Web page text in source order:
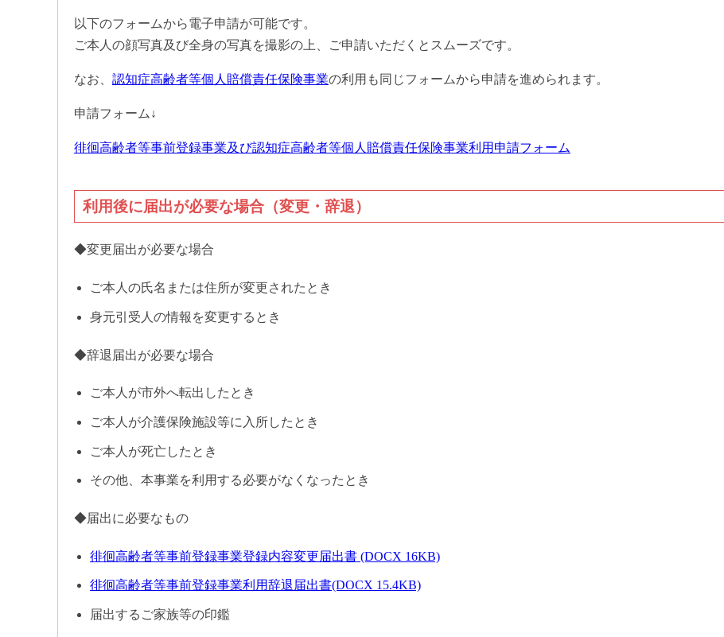
以下のフォームから電子申請が可能です。
ご本人の顔写真及び全身の写真を撮影の上、ご申請いただくとスムーズです。
なお、 認知症高齢者等個人賠償責任保険事業の利用も同じフォームから申請を進められます。
申請フォーム↓
徘徊高齢者等事前登録事業及び認知症高齢者等個人賠償責任保険事業利用申請フォーム
利用後に届出が必要な場合（変更・辞退）
◆変更届出が必要な場合
ご本人の氏名または住所が変更されたとき
身元引受人の情報を変更するとき
◆辞退届出が必要な場合
ご本人が市外へ転出したとき
ご本人が介護保険施設等に入所したとき
ご本人が死亡したとき
その他、本事業を利用する必要がなくなったとき
◆届出に必要なもの
徘徊高齢者等事前登録事業登録内容変更届出書 (DOCX 16KB)
徘徊高齢者等事前登録事業利用辞退届出書(DOCX 15.4KB)
届出するご家族等の印鑑